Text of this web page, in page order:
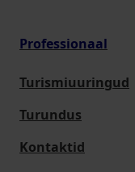
Professionaal
Turismiuuringud
Turundus
Kontaktid